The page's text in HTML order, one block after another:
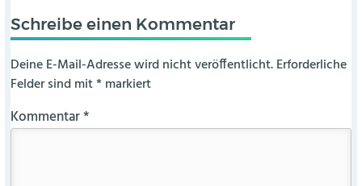
Schreibe einen Kommentar
Deine E-Mail-Adresse wird nicht veröffentlicht. Erforderliche
Felder sind mit*markiert
Kommentar*